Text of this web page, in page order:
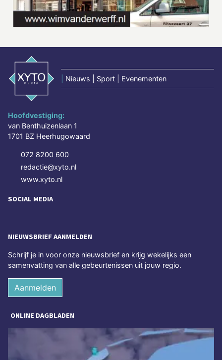
Nieuws | Sport | Evenementen
Hoofdvestiging:
van Benthuizenlaan 1
1701 BZ Heerhugowaard
072 8200 600
redactie@xyto.nl
www.xyto.nl
SOCIAL MEDIA
NIEUWSBRIEF AANMELDEN
Schrijf je in voor onze nieuwsbrief en krijg wekelijks een
samenvatting van alle gebeurtenissen uit jouw regio.
Aanmelden
ONLINE DAGBLADEN